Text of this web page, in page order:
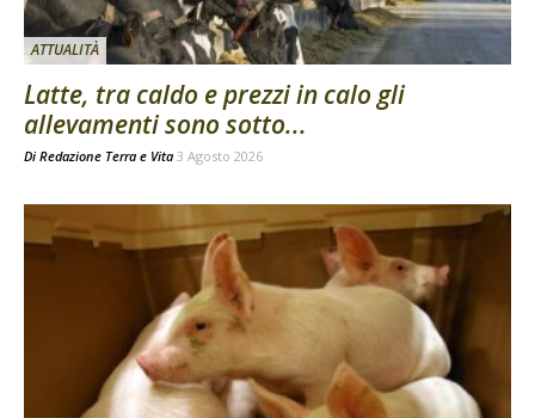
ATTUALITÀ
Latte, tra caldo e prezzi in calo gli
allevamenti sono sotto...
Di Redazione Terra e Vita 3 Agosto 2026